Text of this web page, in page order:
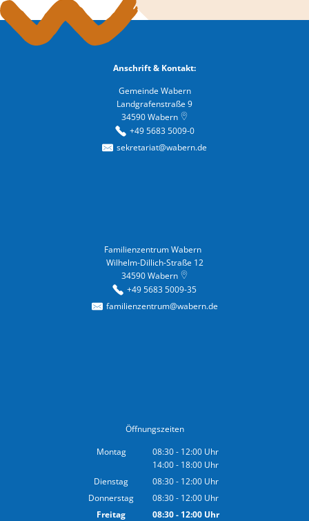
Anschrift & Kontakt:
Gemeinde Wabern
Landgrafenstraße 9
34590 Wabern
+49 5683 5009-0
sekretariat@wabern.de
Familienzentrum Wabern
Wilhelm-Dillich-Straße 12
34590 Wabern
+49 5683 5009-35
familienzentrum@wabern.de
Öffnungszeiten
Montag
08:30- 12:00 Uhr
Von 08:30 bis 12:00 Uhr
14:00- 18:00 Uhr
Von 14:00 bis 18:00 Uhr
Dienstag 08:30- 12:00 Uhr
Von 08:30 bis 12:00 Uhr
Donnerstag 08:30- 12:00 Uhr
Von 08:30 bis 12:00 Uhr
Freitag 08:30- 12:00Uhr